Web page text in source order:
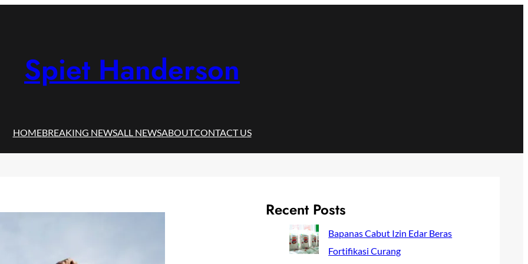
Spiet Handerson
HOMEBREAKING NEWSALL NEWSABOUTCONTACT US
Recent Posts
Bapanas Cabut Izin Edar Beras
Fortifikasi Curang